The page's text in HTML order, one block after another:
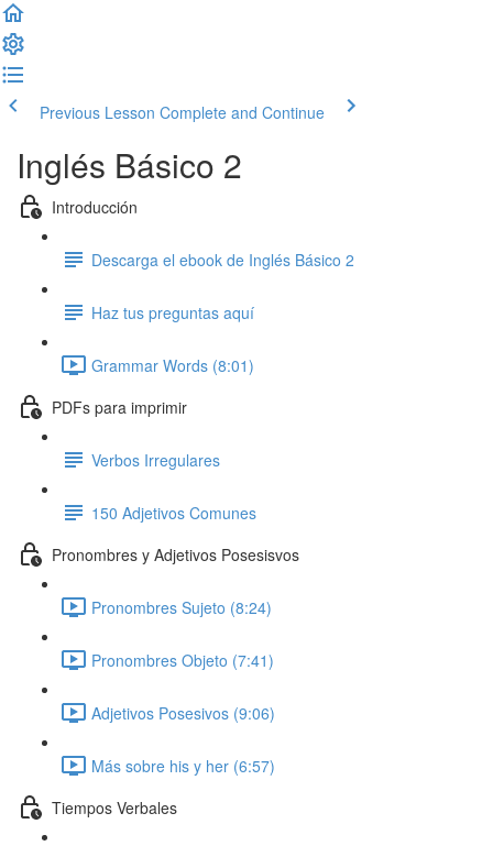
Previous Lesson Complete and Continue
Inglés Básico 2
Introducción
Descarga el ebook de Inglés Básico 2
Haz tus preguntas aquí
Grammar Words (8:01)
PDFs para imprimir
Verbos Irregulares
150 Adjetivos Comunes
Pronombres y Adjetivos Posesisvos
Pronombres Sujeto (8:24)
Pronombres Objeto (7:41)
Adjetivos Posesivos (9:06)
Más sobre his y her (6:57)
Tiempos Verbales